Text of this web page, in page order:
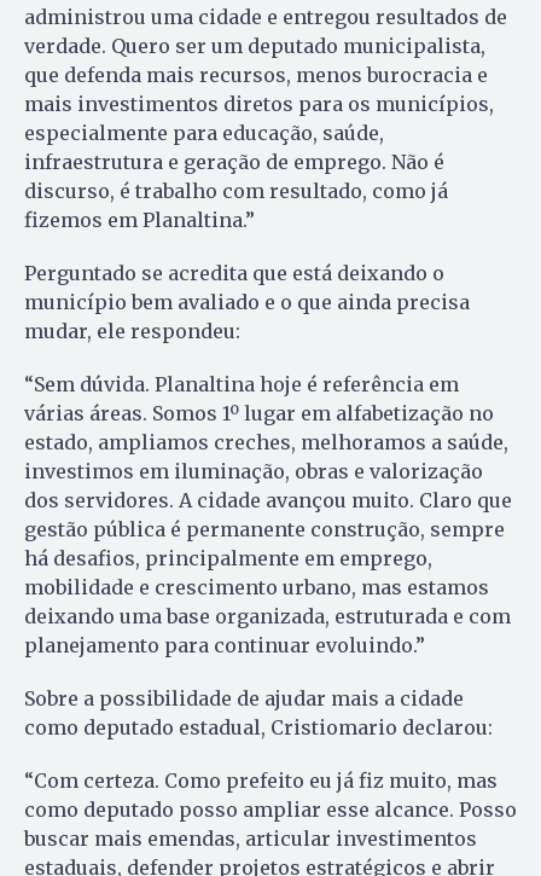
administrou uma cidade e entregou resultados de
verdade. Quero ser um deputado municipalista,
que defenda mais recursos, menos burocracia e
mais investimentos diretos para os municípios,
especialmente para educação, saúde,
infraestrutura e geração de emprego. Não é
discurso, é trabalho com resultado, como já
fizemos em Planaltina.”
Perguntado se acredita que está deixando o
município bem avaliado e o que ainda precisa
mudar, ele respondeu:
“Sem dúvida. Planaltina hoje é referência em
várias áreas. Somos 1º lugar em alfabetização no
estado, ampliamos creches, melhoramos a saúde,
investimos em iluminação, obras e valorização
dos servidores. A cidade avançou muito. Claro que
gestão pública é permanente construção, sempre
há desafios, principalmente em emprego,
mobilidade e crescimento urbano, mas estamos
deixando uma base organizada, estruturada e com
planejamento para continuar evoluindo.”
Sobre a possibilidade de ajudar mais a cidade
como deputado estadual, Cristiomario declarou:
“Com certeza. Como prefeito eu já fiz muito, mas
como deputado posso ampliar esse alcance. Posso
buscar mais emendas, articular investimentos
estaduais, defender projetos estratégicos e abrir